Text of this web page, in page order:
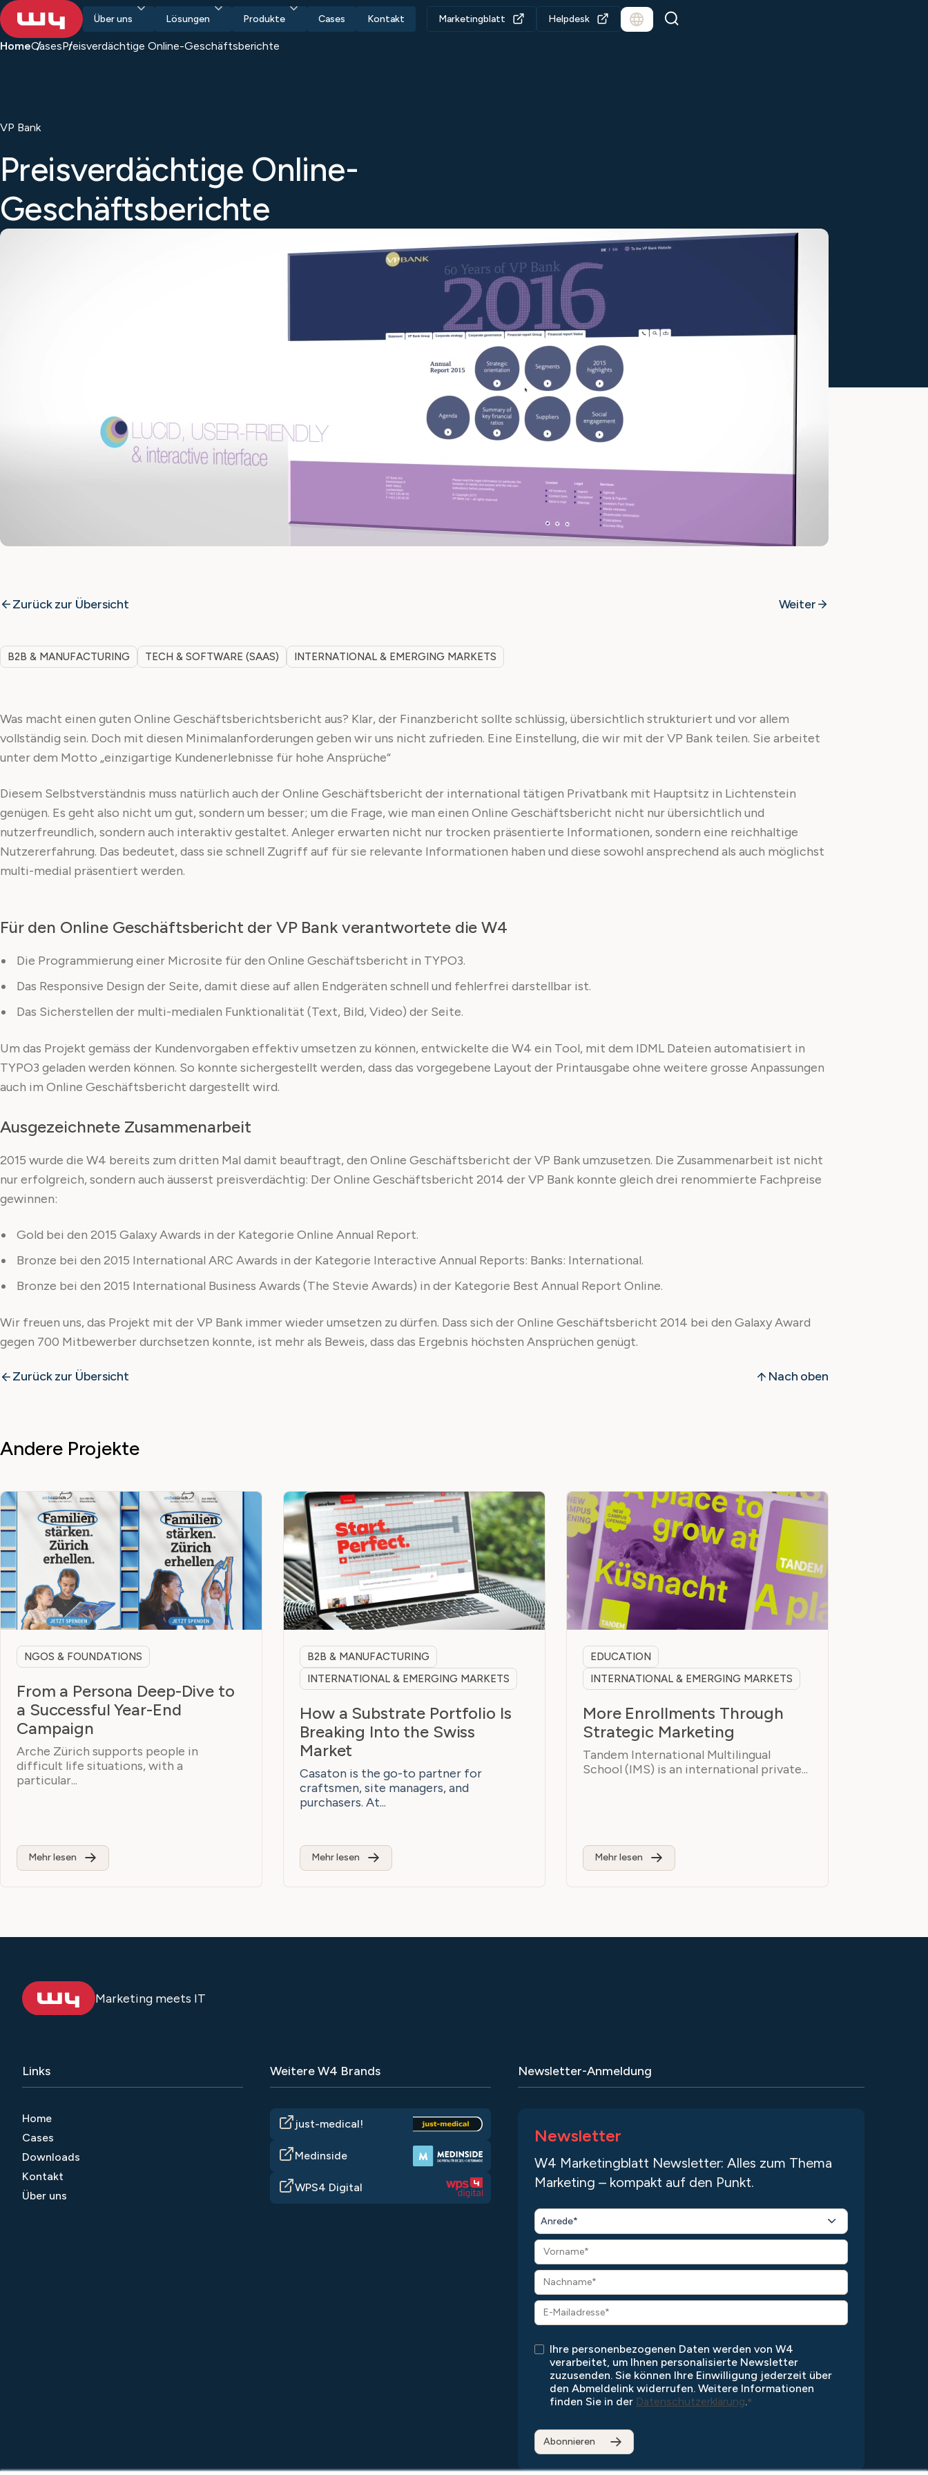
Über uns Lösungen Produkte Cases Kontakt Marketingblatt Helpdesk
HomeCasesPreisverdächtige Online-Geschäftsberichte
VP Bank
Preisverdächtige Online-
Geschäftsberichte
Zurück zur Übersicht Weiter
B2B & MANUFACTURING TECH & SOFTWARE (SAAS) INTERNATIONAL & EMERGING MARKETS
Was macht einen guten Online Geschäftsberichtsbericht aus? Klar, der Finanzbericht sollte schlüssig, übersichtlich strukturiert und vor allem
vollständig sein. Doch mit diesen Minimalanforderungen geben wir uns nicht zufrieden. Eine Einstellung, die wir mit der VP Bank teilen. Sie arbeitet
unter dem Motto „einzigartige Kundenerlebnisse für hohe Ansprüche“
Diesem Selbstverständnis muss natürlich auch der Online Geschäftsbericht der international tätigen Privatbank mit Hauptsitz in Lichtenstein
genügen. Es geht also nicht um gut, sondern um besser; um die Frage, wie man einen Online Geschäftsbericht nicht nur übersichtlich und
nutzerfreundlich, sondern auch interaktiv gestaltet. Anleger erwarten nicht nur trocken präsentierte Informationen, sondern eine reichhaltige
Nutzererfahrung. Das bedeutet, dass sie schnell Zugriff auf für sie relevante Informationen haben und diese sowohl ansprechend als auch möglichst
multi-medial präsentiert werden.
Für den Online Geschäftsbericht der VP Bank verantwortete die W4
Die Programmierung einer Microsite für den Online Geschäftsbericht in TYPO3.
Das Responsive Design der Seite, damit diese auf allen Endgeräten schnell und fehlerfrei darstellbar ist.
Das Sicherstellen der multi-medialen Funktionalität (Text, Bild, Video) der Seite.
Um das Projekt gemäss der Kundenvorgaben effektiv umsetzen zu können, entwickelte die W4 ein Tool, mit dem IDML Dateien automatisiert in
TYPO3 geladen werden können. So konnte sichergestellt werden, dass das vorgegebene Layout der Printausgabe ohne weitere grosse Anpassungen
auch im Online Geschäftsbericht dargestellt wird.
Ausgezeichnete Zusammenarbeit
2015 wurde die W4 bereits zum dritten Mal damit beauftragt, den Online Geschäftsbericht der VP Bank umzusetzen. Die Zusammenarbeit ist nicht
nur erfolgreich, sondern auch äusserst preisverdächtig: Der Online Geschäftsbericht 2014 der VP Bank konnte gleich drei renommierte Fachpreise
gewinnen:
Gold bei den 2015 Galaxy Awards in der Kategorie Online Annual Report.
Bronze bei den 2015 International ARC Awards in der Kategorie Interactive Annual Reports: Banks: International.
Bronze bei den 2015 International Business Awards (The Stevie Awards) in der Kategorie Best Annual Report Online.
Wir freuen uns, das Projekt mit der VP Bank immer wieder umsetzen zu dürfen. Dass sich der Online Geschäftsbericht 2014 bei den Galaxy Award
gegen 700 Mitbewerber durchsetzen konnte, ist mehr als Beweis, dass das Ergebnis höchsten Ansprüchen genügt.
Zurück zur Übersicht Nach oben
Andere Projekte
NGOS & FOUNDATIONS
From a Persona Deep-Dive to
a Successful Year-End
Campaign
Arche Zürich supports people in
difficult life situations, with a
particular...
Mehr lesen
B2B & MANUFACTURING
INTERNATIONAL & EMERGING MARKETS
How a Substrate Portfolio Is
Breaking Into the Swiss
Market
Casaton is the go-to partner for
craftsmen, site managers, and
purchasers. At...
Mehr lesen
EDUCATION
INTERNATIONAL & EMERGING MARKETS
More Enrollments Through
Strategic Marketing
Tandem International Multilingual
School (IMS) is an international private...
Mehr lesen
Marketing meets IT
Links
Home
Cases
Downloads
Kontakt
Über uns
Weitere W4 Brands
just-medical!
Medinside
WPS4 Digital
Newsletter-Anmeldung
Newsletter
W4 Marketingblatt Newsletter: Alles zum Thema
Marketing – kompakt auf den Punkt.
Anrede*
Ihre personenbezogenen Daten werden von W4
verarbeitet, um Ihnen personalisierte Newsletter
zuzusenden. Sie können Ihre Einwilligung jederzeit über
den Abmeldelink widerrufen. Weitere Informationen
finden Sie in der Datenschutzerklärung.*